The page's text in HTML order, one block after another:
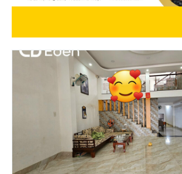
Trang chủ
Nhà đất bán